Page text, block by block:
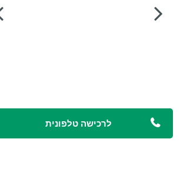
לרכישה טלפונית